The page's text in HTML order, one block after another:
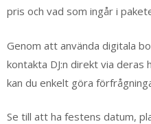
pris och vad som ingår i
Genom att använda digitala
kontakta DJ:n direkt via deras
kan du enkelt göra
Se till att ha festens datum,